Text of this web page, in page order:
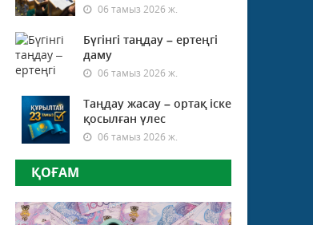
06 тамыз 2026 ж.
Бүгінгі таңдау – ертеңгі
даму
06 тамыз 2026 ж.
Таңдау жасау – ортақ іске
қосылған үлес
06 тамыз 2026 ж.
ҚОҒАМ